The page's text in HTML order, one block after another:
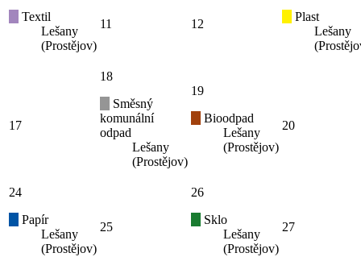
Textil
Lešany
(Prostějov)
11 12
Plast
Lešany
17
18
Směsný
komunální
odpad
Lešany
(Prostějov)
19
Bioodpad
Lešany
(Prostějov)
20
24
Papír
Lešany
(Prostějov)
25
26
Sklo
Lešany
(Prostějov)
27